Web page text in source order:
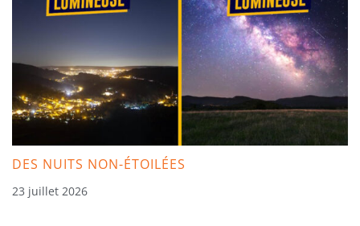
DES NUITS NON-ÉTOILÉES
23 juillet 2026